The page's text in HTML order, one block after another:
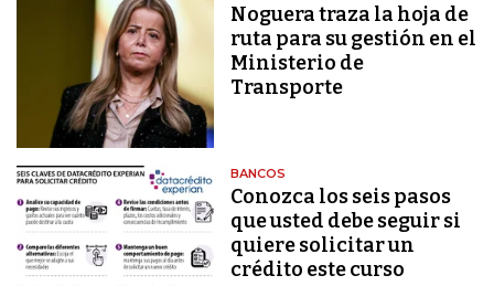
Noguera traza la hoja de
ruta para su gestión en el
Ministerio de
Transporte
BANCOS
Conozca los seis pasos
que usted debe seguir si
quiere solicitar un
crédito este curso